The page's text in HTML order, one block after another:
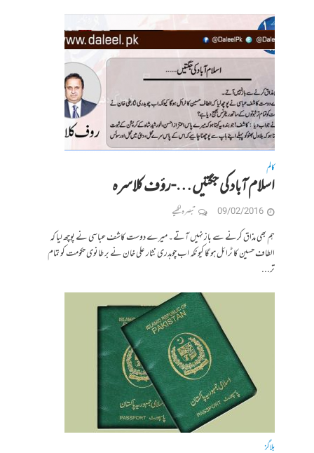
کالم
اسلام آباد کی جگتیں…-رؤف کلاسرہ
09/02/2016 تبصرہ لکھیے
ہم بھی مذاق کرنے سے باز نہیں آتے۔ میرے دوست کاشف عباسی نے پوچھ لیا کہ
الطاف حسین کا ٹرائل ہو گا کیونکہ اب چوہدری نثار علی خان نے برطانوی حکومت کو تمام
تر...
بلاگز